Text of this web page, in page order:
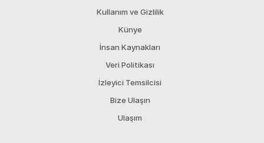
Kullanım ve Gizlilik
Künye
İnsan Kaynakları
Veri Politikası
İzleyici Temsilcisi
Bize Ulaşın
Ulaşım